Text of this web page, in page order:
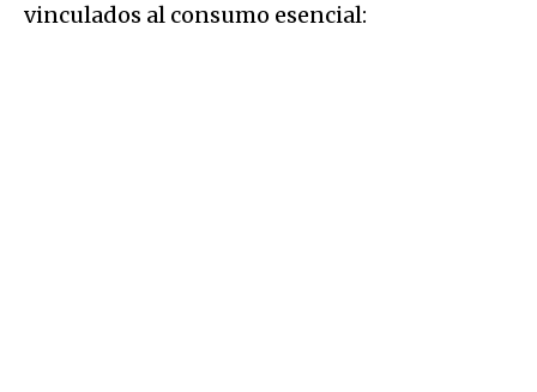
vinculados al consumo esencial: